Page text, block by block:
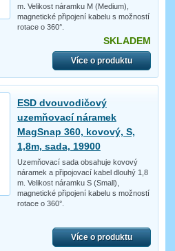
m. Velikost náramku M (Medium),
magnetické připojení kabelu s možností
rotace o 360°.
SKLADEM
Více o produktu
ESD dvouvodičový
uzemňovací náramek
MagSnap 360, kovový, S,
1,8m, sada, 19900
Uzemňovací sada obsahuje kovový
náramek a připojovací kabel dlouhý 1,8
m. Velikost náramku S (Small),
magnetické připojení kabelu s možností
rotace o 360°.
Více o produktu